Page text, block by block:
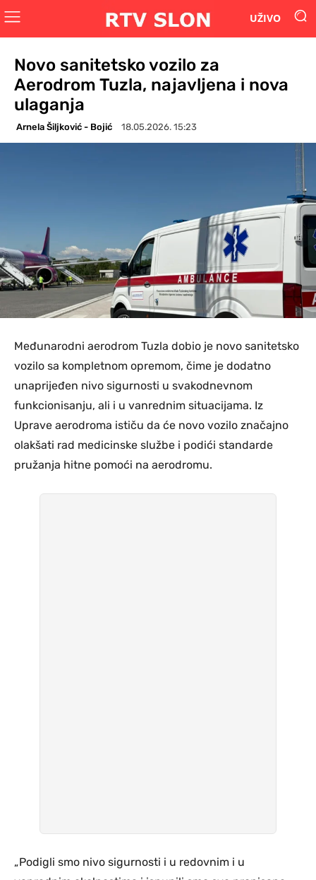
UŽIVO
Novo sanitetsko vozilo za
Aerodrom Tuzla, najavljena i nova
ulaganja
Arnela Šiljković - Bojić 18.05.2026. 15:23
Međunarodni aerodrom Tuzla dobio je novo sanitetsko
vozilo sa kompletnom opremom, čime je dodatno
unaprijeđen nivo sigurnosti u svakodnevnom
funkcionisanju, ali i u vanrednim situacijama. Iz
Uprave aerodroma ističu da će novo vozilo značajno
olakšati rad medicinske službe i podići standarde
pružanja hitne pomoći na aerodromu.
„Podigli smo nivo sigurnosti i u redovnim i u